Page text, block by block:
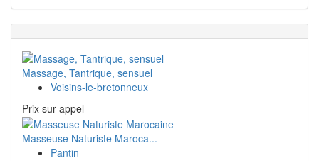
Massage, Tantrique, sensuel
Voisins-le-bretonneux
Prix ​​sur appel
Masseuse Naturiste Maroca...
Pantin